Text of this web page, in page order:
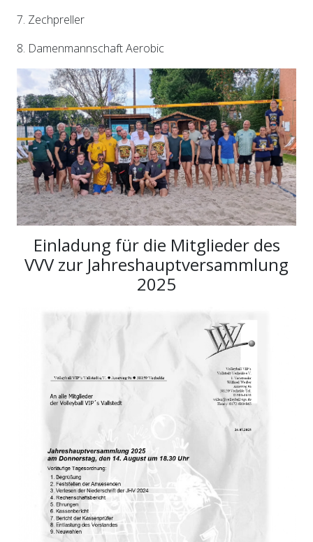
7. Zechpreller
8. Damenmannschaft Aerobic
Einladung für die Mitglieder des
VVV zur Jahreshauptversammlung
2025